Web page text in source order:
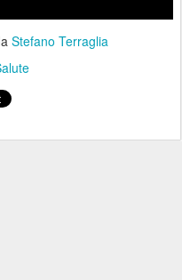
Stefano Terraglia